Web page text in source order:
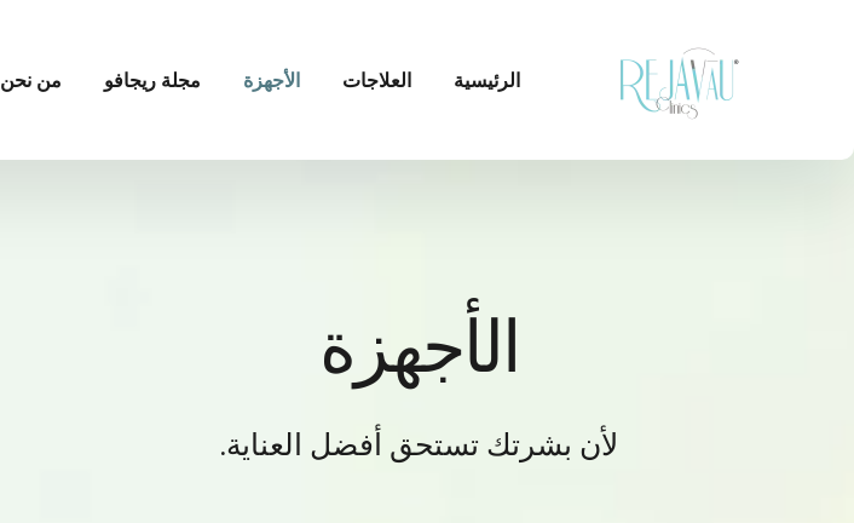
الرئيسية العلاجات الأجهزة مجلة ريجافو من نحن
الأجهزة
لأن بشرتك تستحق أفضل العناية.